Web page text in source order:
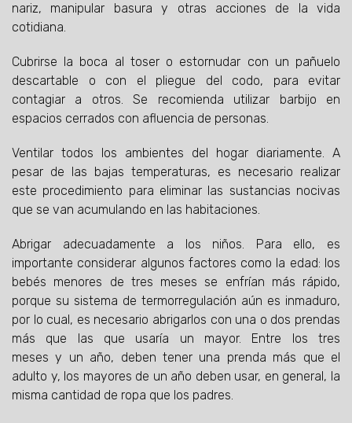
nariz, manipular basura y otras acciones de la vida
cotidiana.
Cubrirse la boca al toser o estornudar con un pañuelo
descartable o con el pliegue del codo, para evitar
contagiar a otros. Se recomienda utilizar barbijo en
espacios cerrados con afluencia de personas.
Ventilar todos los ambientes del hogar diariamente. A
pesar de las bajas temperaturas, es necesario realizar
este procedimiento para eliminar las sustancias nocivas
que se van acumulando en las habitaciones.
Abrigar adecuadamente a los niños. Para ello, es
importante considerar algunos factores como la edad: los
bebés menores de tres meses se enfrían más rápido,
porque su sistema de termorregulación aún es inmaduro,
por lo cual, es necesario abrigarlos con una o dos prendas
más que las que usaría un mayor. Entre los tres
meses y un año, deben tener una prenda más que el
adulto y, los mayores de un año deben usar, en general, la
misma cantidad de ropa que los padres.